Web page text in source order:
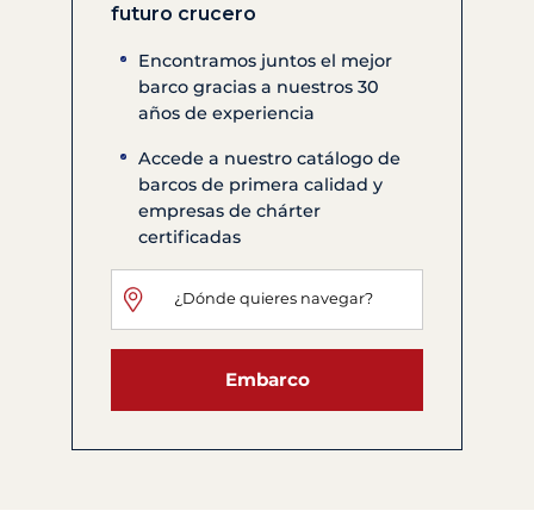
futuro crucero
Encontramos juntos el mejor
barco gracias a nuestros 30
años de experiencia
Accede a nuestro catálogo de
barcos de primera calidad y
empresas de chárter
certificadas
Embarco